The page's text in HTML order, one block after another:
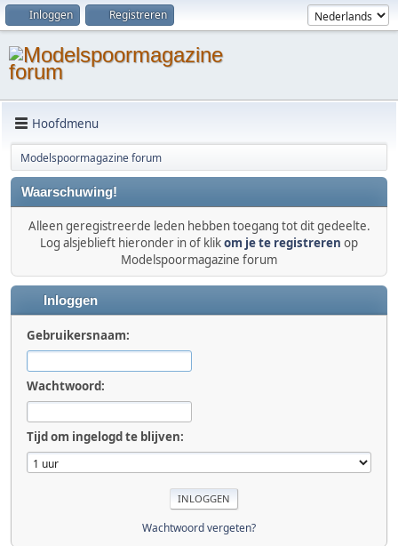
Inloggen Registreren
Hoofdmenu
Modelspoormagazine forum
Waarschuwing!
Alleen geregistreerde leden hebben toegang tot dit gedeelte.
Log alsjeblieft hieronder in of klikom je te registreren op
Modelspoormagazine forum
Inloggen
Gebruikersnaam:
Wachtwoord:
Tijd om ingelogd te blijven:
Wachtwoord vergeten?